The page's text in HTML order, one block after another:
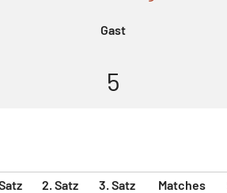
Gast
5
2. Satz 3. Satz Matches